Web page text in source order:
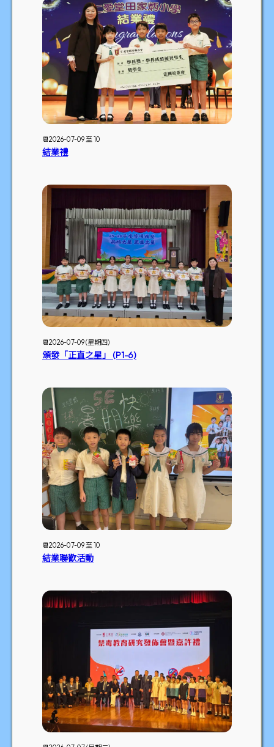
📆2026-07-09 至 10
結業禮
📆2026-07-09 (星期四)
頒發「正直之星」 (P1-6)
📆2026-07-09 至 10
結業聯歡活動